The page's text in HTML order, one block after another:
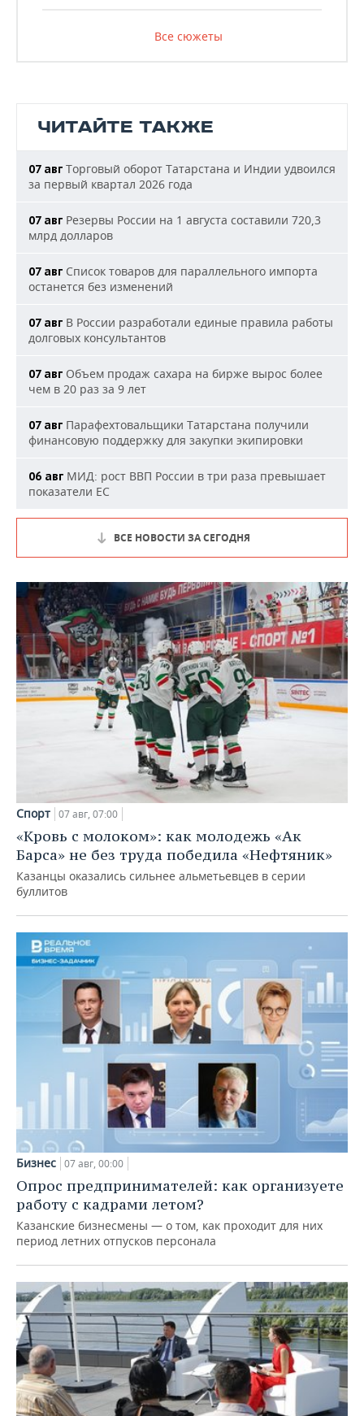
Все сюжеты
ЧИТАЙТЕ ТАКЖЕ
07 авг Торговый оборот Татарстана и Индии удвоился
за первый квартал 2026 года
07 авг Резервы России на 1 августа составили 720,3
млрд долларов
07 авг Список товаров для параллельного импорта
останется без изменений
07 авг В России разработали единые правила работы
долговых консультантов
07 авг Объем продаж сахара на бирже вырос более
чем в 20 раз за 9 лет
07 авг Парафехтовальщики Татарстана получили
финансовую поддержку для закупки экипировки
06 авг МИД: рост ВВП России в три раза превышает
показатели ЕС
ВСЕ НОВОСТИ ЗА СЕГОДНЯ
Спорт 07 авг, 07:00
«Кровь с молоком»: как молодежь «Ак
Барса» не без труда победила «Нефтяник»
Казанцы оказались сильнее альметьевцев в серии
буллитов
Бизнес 07 авг, 00:00
Опрос предпринимателей: как организуете
работу с кадрами летом?
Казанские бизнесмены — о том, как проходит для них
период летних отпусков персонала